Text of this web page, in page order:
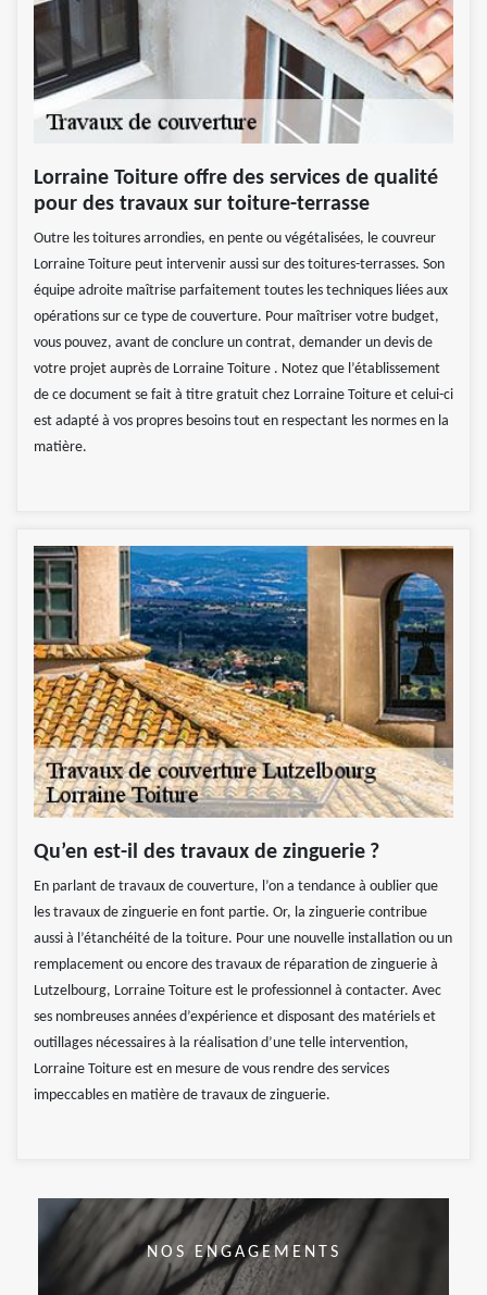
Lorraine Toiture offre des services de qualité
pour des travaux sur toiture-terrasse
Outre les toitures arrondies, en pente ou végétalisées, le couvreur
Lorraine Toiture peut intervenir aussi sur des toitures-terrasses. Son
équipe adroite maîtrise parfaitement toutes les techniques liées aux
opérations sur ce type de couverture. Pour maîtriser votre budget,
vous pouvez, avant de conclure un contrat, demander un devis de
votre projet auprès de Lorraine Toiture . Notez que l’établissement
de ce document se fait à titre gratuit chez Lorraine Toiture et celui-ci
est adapté à vos propres besoins tout en respectant les normes en la
matière.
Qu’en est-il des travaux de zinguerie ?
En parlant de travaux de couverture, l’on a tendance à oublier que
les travaux de zinguerie en font partie. Or, la zinguerie contribue
aussi à l’étanchéité de la toiture. Pour une nouvelle installation ou un
remplacement ou encore des travaux de réparation de zinguerie à
Lutzelbourg, Lorraine Toiture est le professionnel à contacter. Avec
ses nombreuses années d’expérience et disposant des matériels et
outillages nécessaires à la réalisation d’une telle intervention,
Lorraine Toiture est en mesure de vous rendre des services
impeccables en matière de travaux de zinguerie.
NOS ENGAGEMENTS